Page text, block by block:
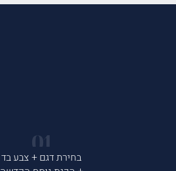
בחירת דגם + צבע בד